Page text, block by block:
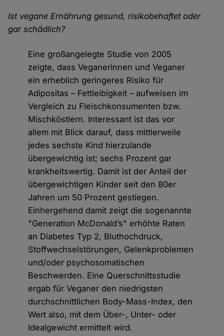
Ist vegane Ernährung gesund, risikobehaftet oder
gar schädlich?
Eine großangelegte Studie von 2005
zeigte, dass Veganerinnen und Veganer
ein erheblich geringeres Risiko für
Adipositas – Fettleibigkeit – aufweisen im
Vergleich zu Fleischkonsumenten bzw.
Mischköstlern. Interessant ist das vor
allem mit Blick darauf, dass mittlerweile
jedes sechste Kind hierzulande
übergewichtig ist; sechs Prozent gar
krankheitswertig. Damit ist der Anteil der
übergewichtigen Kinder seit den 80er
Jahren um 50 Prozent gestiegen.
Einhergehend damit zeigt die sogenannte
"Generation McDonald’s" erhöhte Raten
an Diabetes Typ 2, Bluthochdruck,
Stoffwechselstörungen, Gelenkproblemen
und/oder psychosomatischen
Beschwerden. Eine Querschnittsstudie
ergab für Veganer den niedrigsten
durchschnittlichen Body-Mass-Index, den
Wert also, mit dem Über-, Unter- oder
Idealgewicht ermittelt wird.